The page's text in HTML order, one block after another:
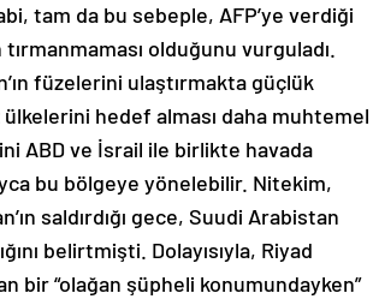
tam da bu sebeple, AFP’ye verdiği
olduğunu vurguladı.
füzelerini ulaştırmakta güçlük
hedef alması daha muhtemel
ABD ve İsrail ile birlikte havada
bu bölgeye yönelebilir. Nitekim,
saldırdığı gece, Suudi Arabistan
belirtmişti. Dolayısıyla, Riyad
bir “olağan şüpheli konumundayken”